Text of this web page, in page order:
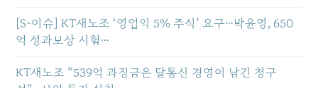
[S-이슈] KT새노조 ‘영업익 5% 주식’ 요구…박윤영, 650
억 성과보상 시험…
KT새노조 “539억 과징금은 탈통신 경영이 남긴 청구